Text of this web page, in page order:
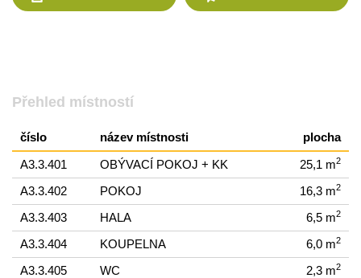
Přehled místností
číslo název místnosti plocha
A3.3.401 OBÝVACÍ POKOJ + KK 25,1 m2
A3.3.402 POKOJ 16,3 m2
A3.3.403 HALA 6,5 m2
A3.3.404 KOUPELNA 6,0 m2
A3.3.405 WC 2,3 m2